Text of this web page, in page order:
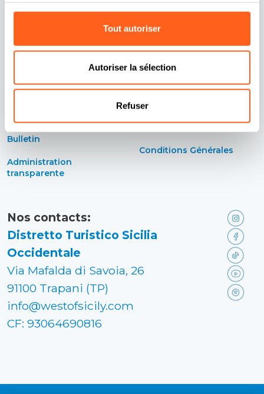
Tout autoriser
Autoriser la sélection
Refuser
Crédits
Bulletin
Administration
transparente
Politique de cookies
Préférences cookies
Conditions Générales
Nos contacts:
Distretto Turistico Sicilia
Occidentale
Via Mafalda di Savoia, 26
91100 Trapani (TP)
info@westofsicily.com
CF: 93064690816